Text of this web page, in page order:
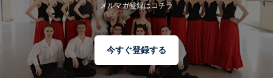
メルマガ登録はコチラ
今すぐ登録する